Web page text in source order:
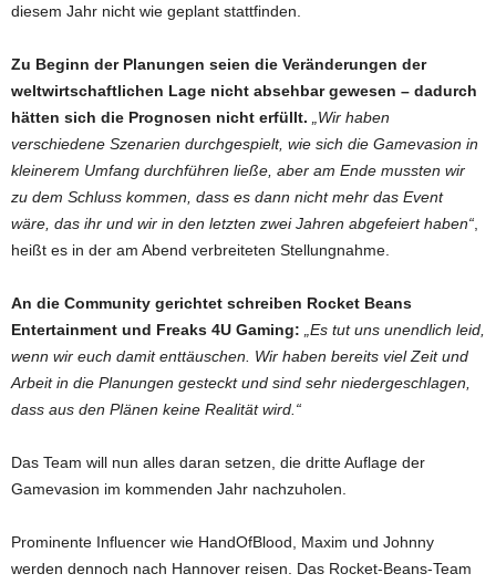
diesem Jahr nicht wie geplant stattfinden.
Zu Beginn der Planungen seien die Veränderungen der
weltwirtschaftlichen Lage nicht absehbar gewesen – dadurch
hätten sich die Prognosen nicht erfüllt.
„Wir haben
verschiedene Szenarien durchgespielt, wie sich die Gamevasion in
kleinerem Umfang durchführen ließe, aber am Ende mussten wir
zu dem Schluss kommen, dass es dann nicht mehr das Event
wäre, das ihr und wir in den letzten zwei Jahren abgefeiert haben“
heißt es in der am Abend verbreiteten Stellungnahme.
An die Community gerichtet schreiben Rocket Beans
Entertainment und Freaks 4U Gaming:
„Es tut uns unendlich leid,
wenn wir euch damit enttäuschen. Wir haben bereits viel Zeit und
Arbeit in die Planungen gesteckt und sind sehr niedergeschlagen,
dass aus den Plänen keine Realität wird.“
Das Team will nun alles daran setzen, die dritte Auflage der
Gamevasion im kommenden Jahr nachzuholen.
Prominente Influencer wie HandOfBlood, Maxim und Johnny
werden dennoch nach Hannover reisen. Das Rocket-Beans-Team